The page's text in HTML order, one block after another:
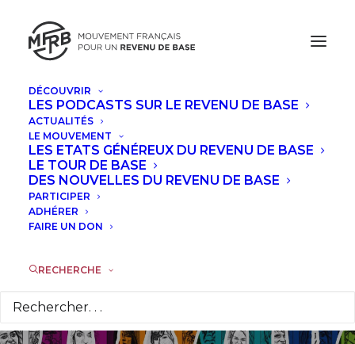
DÉCOUVRIR
LES PODCASTS SUR LE REVENU DE BASE
ACTUALITÉS
LE MOUVEMENT
LES ETATS GÉNÉREUX DU REVENU DE BASE
LE TOUR DE BASE
DES NOUVELLES DU REVENU DE BASE
PARTICIPER
ADHÉRER
FAIRE UN DON
RECHERCHE
Le revenu de base
prend son envol, le
MFRB a besoin de